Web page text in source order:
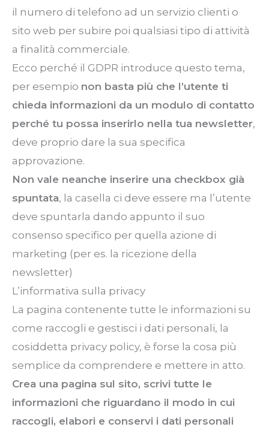
il numero di telefono ad un servizio clienti o
sito web per subire poi qualsiasi tipo di attività
a finalità commerciale.
Ecco perché il GDPR introduce questo tema,
per esempio non basta più che l’utente ti
chieda informazioni da un modulo di contatto
perché tu possa inserirlo nella tua newsletter,
deve proprio dare la sua specifica
approvazione.
Non vale neanche inserire una checkbox già
spuntata, la casella ci deve essere ma l’utente
deve spuntarla dando appunto il suo
consenso specifico per quella azione di
marketing (per es. la ricezione della
newsletter)
L’informativa sulla privacy
La pagina contenente tutte le informazioni su
come raccogli e gestisci i dati personali, la
cosiddetta privacy policy, è forse la cosa più
semplice da comprendere e mettere in atto.
Crea una pagina sul sito, scrivi tutte le
informazioni che riguardano il modo in cui
raccogli, elabori e conservi i dati personali